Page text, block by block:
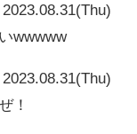
2023.08.31(Thu)
wwwww
2023.08.31(Thu)
！